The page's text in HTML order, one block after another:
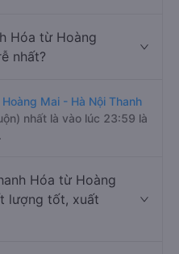
Hóa từ Hoàng
nhất?
Mai - Hà Nội Thanh
nhất là vào lúc 23:59 là
Hóa từ Hoàng
lượng tốt, xuất